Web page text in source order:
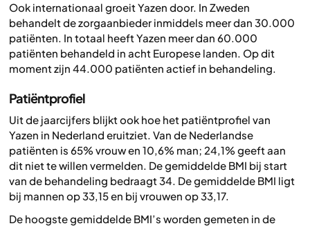
Ook internationaal groeit Yazen door. In Zweden
behandelt de zorgaanbieder inmiddels meer dan 30.000
patiënten. In totaal heeft Yazen meer dan 60.000
patiënten behandeld in acht Europese landen. Op dit
moment zijn 44.000 patiënten actief in behandeling.
Patiëntprofiel
Uit de jaarcijfers blijkt ook hoe het patiëntprofiel van
Yazen in Nederland eruitziet. Van de Nederlandse
patiënten is 65% vrouw en 10,6% man; 24,1% geeft aan
dit niet te willen vermelden. De gemiddelde BMI bij start
van de behandeling bedraagt 34. De gemiddelde BMI ligt
bij mannen op 33,15 en bij vrouwen op 33,17.
De hoogste gemiddelde BMI’s worden gemeten in de